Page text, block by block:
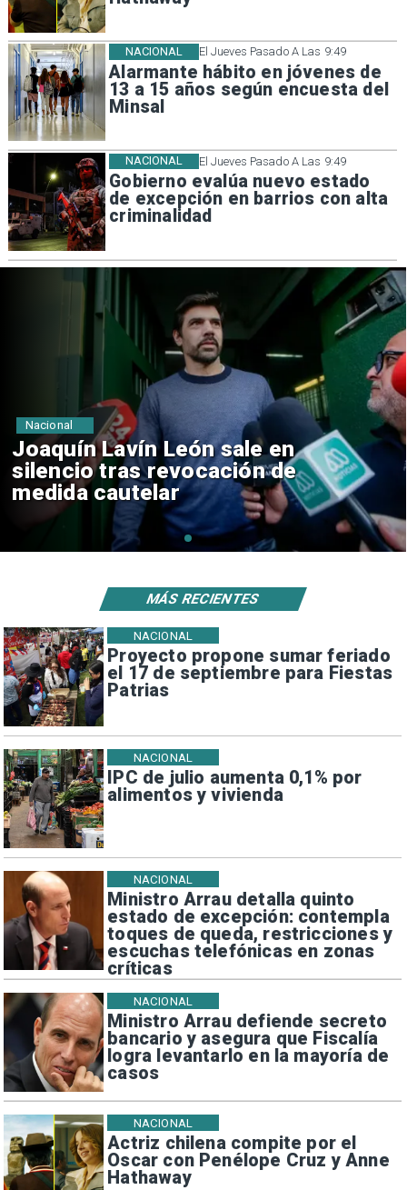
El Jueves Pasado A Las 9:49
Alarmante hábito en jóvenes de
13 a 15 años según encuesta del
Minsal
NACIONAL
El Jueves Pasado A Las 9:49
Gobierno evalúa nuevo estado
de excepción en barrios con alta
criminalidad
NACIONAL
Chile y Venezuela formalizan
reinicio de relaciones
consulares
Nacional
Proyecto propone sumar feriado
el 17 de septiembre para Fiestas
Patrias
NACIONAL
IPC de julio aumenta 0,1% por
alimentos y vivienda
NACIONAL
Ministro Arrau detalla quinto
estado de excepción: contempla
toques de queda, restricciones y
escuchas telefónicas en zonas
críticas
NACIONAL
Ministro Arrau defiende secreto
bancario y asegura que Fiscalía
logra levantarlo en la mayoría de
casos
NACIONAL
Actriz chilena compite por el
Oscar con Penélope Cruz y Anne
Hathaway
NACIONAL
MÁS RECIENTES